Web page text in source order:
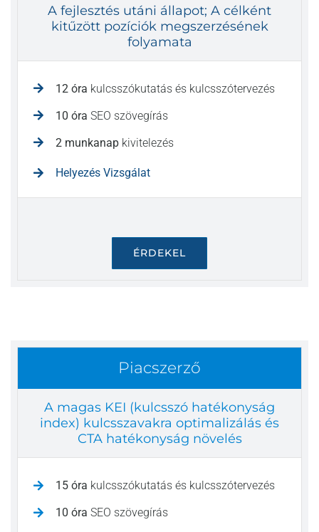
A fejlesztés utáni állapot; A célként
kitűzött pozíciók megszerzésének
folyamata
12 óra kulcsszókutatás és kulcsszótervezés
10 óra SEO szövegírás
2 munkanap kivitelezés
Helyezés Vizsgálat
ÉRDEKEL
Piacszerző
A magas KEI (kulcsszó hatékonyság
index) kulcsszavakra optimalizálás és
CTA hatékonyság növelés
15 óra kulcsszókutatás és kulcsszótervezés
10 óra SEO szövegírás